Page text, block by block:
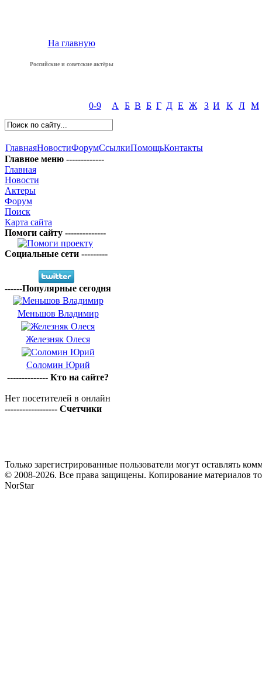
На главную
Российские и советские актёры
0-9 А Б В Б Г Д Е Ж З И К Л М
ГлавнаяНовостиФорумСсылкиПомощьКонтакты
Главное меню -------------
Главная
Новости
Актеры
Форум
Поиск
Карта сайта
Помоги сайту --------------
Социальные сети ---------
------Популярные сегодня
Меньшов Владимир
Железняк Олеся
Соломин Юрий
-------------- Кто на сайте?
Нет посетителей в онлайн
------------------ Счетчики
Только зарегистрированные пользователи могут оставлять
© 2008-2026. Все права защищены. Копирование материалов
NorStar